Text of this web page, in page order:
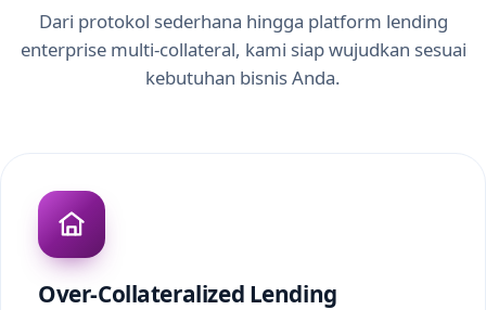
Dari protokol sederhana hingga platform lending
enterprise multi-collateral, kami siap wujudkan sesuai
kebutuhan bisnis Anda.
Over-Collateralized Lending